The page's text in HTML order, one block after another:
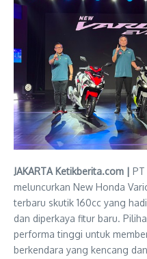
JAKARTA Ketikberita.com |
meluncurkan New Honda
terbaru skutik 160cc yang
dan diperkaya fitur baru.
performa tinggi untuk
berkendara yang kencang